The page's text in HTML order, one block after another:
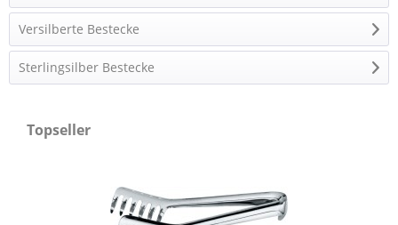
Versilberte Bestecke
Sterlingsilber Bestecke
Topseller